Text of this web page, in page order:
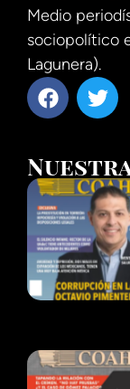
Medio
sociopolítico
Lagunera).